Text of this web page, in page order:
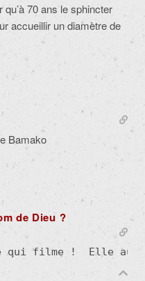
qu’à 70 ans le sphincter
accueillir un diamètre de
Bamako
de Dieu ?